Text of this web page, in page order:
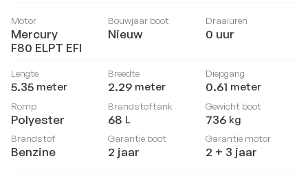
Motor
Mercury
F80 ELPT EFI
Bouwjaar boot
Nieuw
Draaiuren
0 uur
Lengte
5.35 meter
Breedte
2.29 meter
Diepgang
0.61 meter
Romp
Polyester
Brandstoftank
68 L
Gewicht boot
736 kg
Brandstof
Benzine
Garantie boot
2 jaar
Garantie motor
2 + 3 jaar